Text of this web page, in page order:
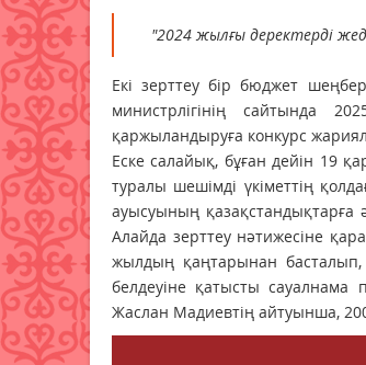
"2024 жылғы деректерді
Екі зерттеу бір бюджет
министрлігінің сайтында
қаржыландыруға конкурс
Еске салайық, бұған дейін 19
туралы шешімді үкіметтің
ауысуының қазақстандықтарға
Алайда зерттеу нәтижесіне
жылдың қаңтарынан басталып,
белдеуіне қатысты
Жаслан Мадиевтің айтуынша,